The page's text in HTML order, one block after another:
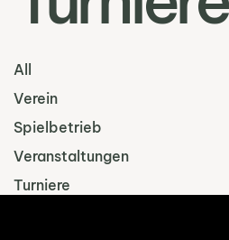
All
Verein
Spielbetrieb
Veranstaltungen
Turniere